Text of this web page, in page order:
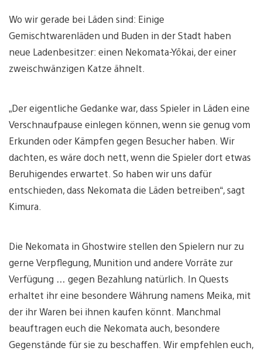
Wo wir gerade bei Läden sind: Einige
Gemischtwarenläden und Buden in der Stadt haben
neue Ladenbesitzer: einen Nekomata-Yōkai, der einer
zweischwänzigen Katze ähnelt.
„Der eigentliche Gedanke war, dass Spieler in Läden eine
Verschnaufpause einlegen können, wenn sie genug vom
Erkunden oder Kämpfen gegen Besucher haben. Wir
dachten, es wäre doch nett, wenn die Spieler dort etwas
Beruhigendes erwartet. So haben wir uns dafür
entschieden, dass Nekomata die Läden betreiben“, sagt
Kimura.
Die Nekomata in Ghostwire stellen den Spielern nur zu
gerne Verpflegung, Munition und andere Vorräte zur
Verfügung … gegen Bezahlung natürlich. In Quests
erhaltet ihr eine besondere Währung namens Meika, mit
der ihr Waren bei ihnen kaufen könnt. Manchmal
beauftragen euch die Nekomata auch, besondere
Gegenstände für sie zu beschaffen. Wir empfehlen euch,